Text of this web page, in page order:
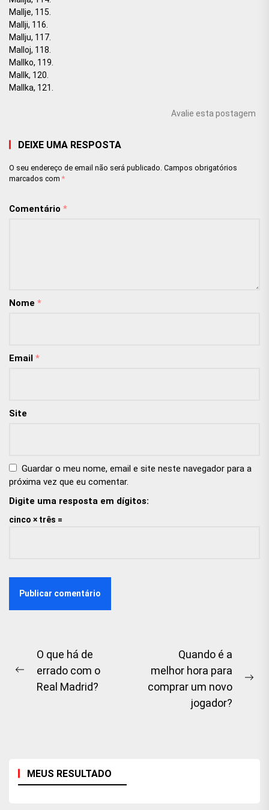
Mallje, 115.
Mallji, 116.
Mallju, 117.
Malloj, 118.
Mallko, 119.
Mallk, 120.
Mallka, 121.
Avalie esta postagem
DEIXE UMA RESPOSTA
O seu endereço de email não será publicado. Campos obrigatórios
marcados com *
Comentário *
Nome *
Email *
Site
Guardar o meu nome, email e site neste navegador para a
próxima vez que eu comentar.
Digite uma resposta em dígitos:
cinco × três =
Navegação
de
artigos
Previous
post:
O que há de
errado com o
Real Madrid?
Quando é a
melhor hora para
comprar um novo
jogador?
MEUS RESULTADO